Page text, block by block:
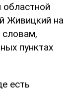
Живицкий на
словам,
пунктах
есть